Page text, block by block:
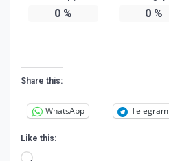
0% 0%
Share this:
WhatsApp Telegram
Like this:
Loading…